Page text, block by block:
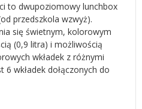
to dwupoziomowy lunchbox
przedszkola wzwyż).
się świetnym, kolorowym
(0,9 litra) i możliwością
wkładek z różnymi
wkładek dołączonych do